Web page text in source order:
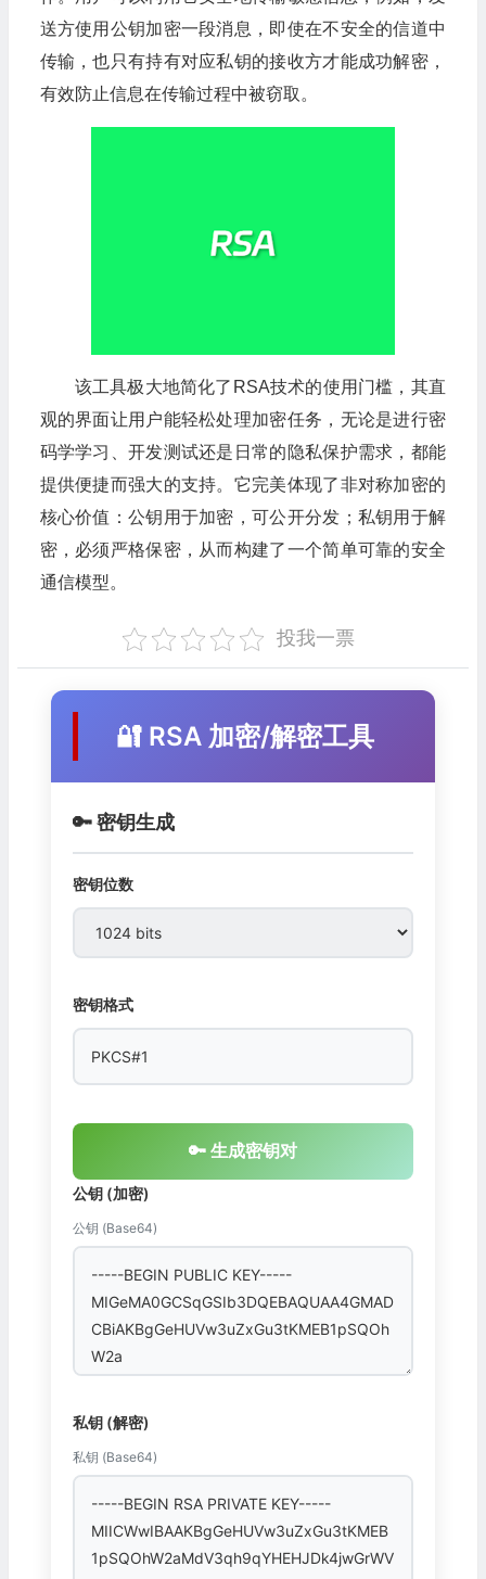
送方使用公钥加密一段消息，即使在不安全的信道中
传输，也只有持有对应私钥的接收方才能成功解密，
有效防止信息在传输过程中被窃取。
该工具极大地简化了RSA技术的使用门槛，其直
观的界面让用户能轻松处理加密任务，无论是进行密
码学学习、开发测试还是日常的隐私保护需求，都能
提供便捷而强大的支持。它完美体现了非对称加密的
核心价值：公钥用于加密，可公开分发；私钥用于解
密，必须严格保密，从而构建了一个简单可靠的安全
通信模型。
投我一票
🔐 RSA 加密/解密工具
🔑 密钥生成
密钥位数
密钥格式
🔑 生成密钥对
公钥 (加密)
公钥 (Base64)
私钥 (解密)
私钥 (Base64)